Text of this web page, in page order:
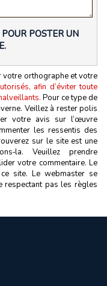
POSTER UN
orthographe et votre
afin d’éviter toute
Pour ce type de
Veillez à rester polis
votre avis sur l’œuvre
les ressentis des
sur le site est une
Veuillez prendre
votre commentaire. Le
site. Le webmaster se
respectant pas les règles